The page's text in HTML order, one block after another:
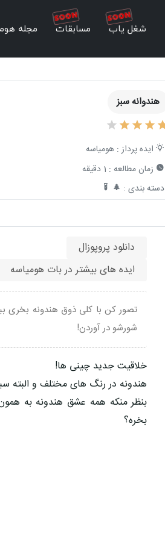
شغل یاب مسابقات مجله
هندوانه سبز
ایده پرداز : هومیاسه
زمان مطالعه : 1 دقیقه
دسته بندی :
دانلود پروپوزال
ایده های بیشتر در بات هومیاسه
تصور کن با کلی ذوق هندونه بخری
شورشو در آوردن!
خلاقیت جدید چینی ها!
هندونه در رنگ های مختلف و
بنظر منکه همه عشق هندونه به
بخره؟